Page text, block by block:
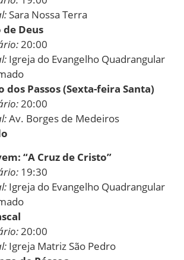
Sara Nossa Terra
Deus
20:00
Igreja do Evangelho Quadrangular
dos Passos (Sexta-feira Santa)
20:00
Av. Borges de Medeiros
“A Cruz de Cristo”
19:30
Igreja do Evangelho Quadrangular
20:00
Igreja Matriz São Pedro